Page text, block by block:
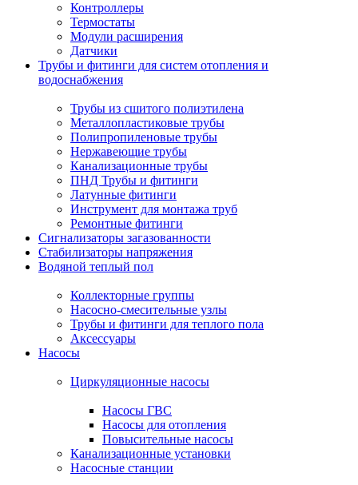
Контроллеры
Термостаты
Модули расширения
Датчики
Трубы и фитинги для систем отопления и
водоснабжения
Трубы из сшитого полиэтилена
Металлопластиковые трубы
Полипропиленовые трубы
Нержавеющие трубы
Канализационные трубы
ПНД Трубы и фитинги
Латунные фитинги
Инструмент для монтажа труб
Ремонтные фитинги
Сигнализаторы загазованности
Стабилизаторы напряжения
Водяной теплый пол
Коллекторные группы
Насосно-смесительные узлы
Трубы и фитинги для теплого пола
Аксессуары
Насосы
Циркуляционные насосы
Насосы ГВС
Насосы для отопления
Повысительные насосы
Канализационные установки
Насосные станции